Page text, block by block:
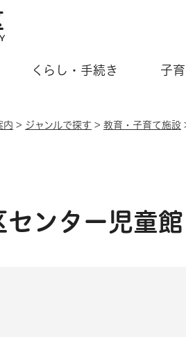
くらし・手続き 子
内 > ジャンルで探す > 教育・子育て施設
センター児童